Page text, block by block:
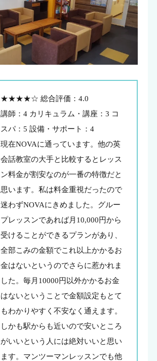
★★★★☆ 総合評価：4.0
講師：4 カリキュラム・講座：3 コ
スパ：5 設備・サポート：4
現在NOVAに通っています。他の英
会話教室の大手と比較するとレッス
ン料金が割安なのが一番の特徴だと
思います。私は料金重視だったので
迷わずNOVAにきめました。グルー
プレッスンであれば月10,000円から
受けることができるプランがあり、
全部こみの金額でこれ以上かかるお
金はないというのでさらに惹かれま
した。毎月10000円以外かかるお金
はないということで金額設定もとて
もわかりやすく不安なく通えます。
しかも駅からも近いので安いところ
がいいという人には絶対いいと思い
ます。マンツーマンレッスンでも他